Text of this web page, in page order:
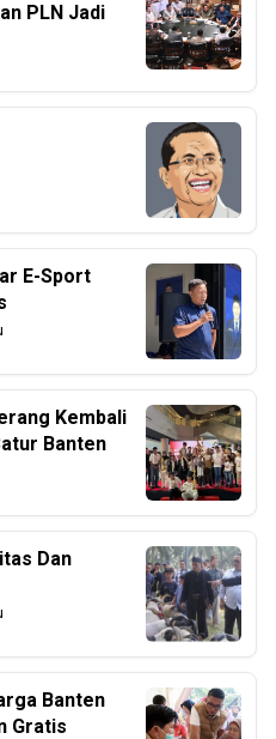
PLN Jadi
E-Sport
Kembali
Banten
Dan
Banten
Gratis